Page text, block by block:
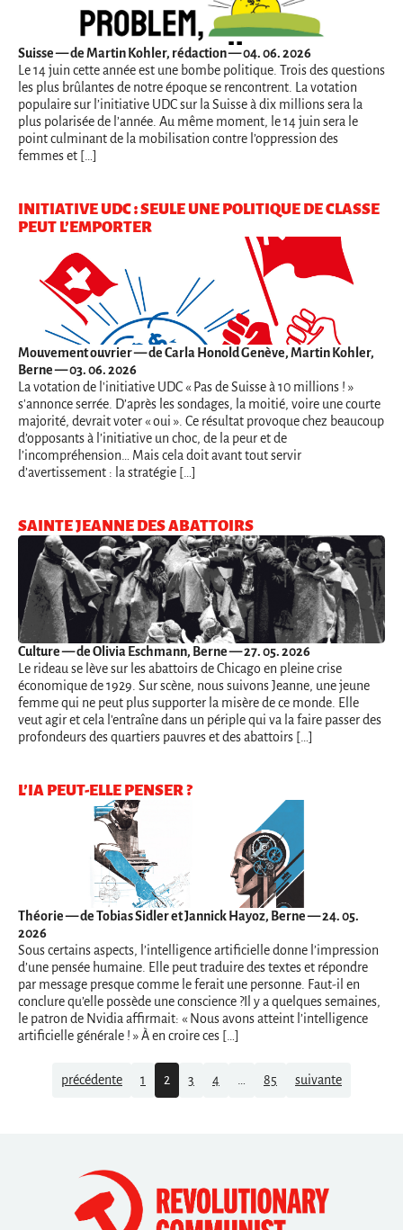
Suisse— de Martin Kohler, rédaction — 04. 06. 2026
Le 14 juin cette année est une bombe politique. Trois des questions
les plus brûlantes de notre époque se rencontrent. La votation
populaire sur l’initiative UDC sur la Suisse à dix millions sera la
plus polarisée de l’année. Au même moment, le 14 juin sera le
point culminant de la mobilisation contre l’oppression des
femmes et […]
INITIATIVE UDC : SEULE UNE POLITIQUE DE CLASSE
PEUT L’EMPORTER
Mouvement ouvrier— de Carla Honold Genève, Martin Kohler,
Berne — 03. 06. 2026
La votation de l'initiative UDC « Pas de Suisse à 10 millions ! »
s'annonce serrée. D’après les sondages, la moitié, voire une courte
majorité, devrait voter « oui ». Ce résultat provoque chez beaucoup
d’opposants à l’initiative un choc, de la peur et de
l’incompréhension… Mais cela doit avant tout servir
d’avertissement : la stratégie […]
SAINTE JEANNE DES ABATTOIRS
Culture— de Olivia Eschmann, Berne — 27. 05. 2026
Le rideau se lève sur les abattoirs de Chicago en pleine crise
économique de 1929. Sur scène, nous suivons Jeanne, une jeune
femme qui ne peut plus supporter la misère de ce monde. Elle
veut agir et cela l'entraîne dans un périple qui va la faire passer des
profondeurs des quartiers pauvres et des abattoirs […]
L’IA PEUT-ELLE PENSER ?
Théorie— de Tobias Sidler et Jannick Hayoz, Berne — 24. 05.
2026
Sous certains aspects, l’intelligence artificielle donne l’impression
d’une pensée humaine. Elle peut traduire des textes et répondre
par message presque comme le ferait une personne. Faut-il en
conclure qu’elle possède une conscience ?Il y a quelques semaines,
le patron de Nvidia affirmait: « Nous avons atteint l’intelligence
artificielle générale ! » À en croire ces […]
Navigationprécédente 1 2 3 4 85 suivante